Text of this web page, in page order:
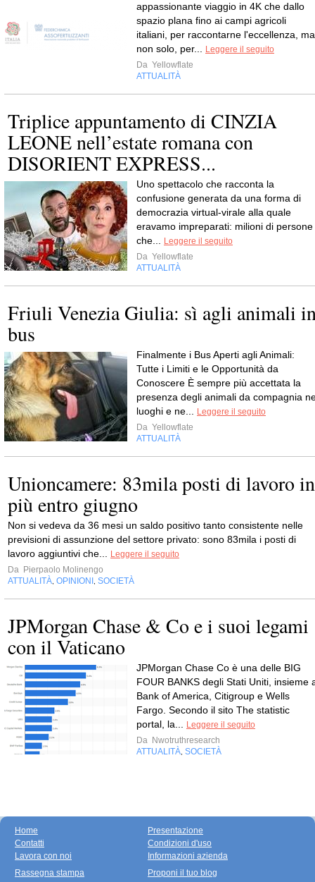
appassionante viaggio in 4K che dallo
spazio plana fino ai campi agricoli
italiani, per raccontarne l'eccellenza, ma
non solo, per...
Leggere il seguito
Da Yellowflate
ATTUALITÀ
Triplice appuntamento di CINZIA
LEONE nell’estate romana con
DISORIENT EXPRESS...
Uno spettacolo che racconta la
confusione generata da una forma di
democrazia virtual-virale alla quale
eravamo impreparati: milioni di persone
che...
Leggere il seguito
Da Yellowflate
ATTUALITÀ
Friuli Venezia Giulia: sì agli animali
bus
Finalmente i Bus Aperti agli Animali:
Tutte i Limiti e le Opportunità da
Conoscere È sempre più accettata la
presenza degli animali da compagnia
luoghi e ne...
Leggere il seguito
Da Yellowflate
ATTUALITÀ
Unioncamere: 83mila posti di lavoro in
più entro giugno
Non si vedeva da 36 mesi un saldo positivo tanto consistente nelle
previsioni di assunzione del settore privato: sono 83mila i posti di
lavoro aggiuntivi che...
Leggere il seguito
Da Pierpaolo Molinengo
ATTUALITÀ OPINIONI SOCIETÀ
JPMorgan Chase & Co e i suoi legami
con il Vaticano
JPMorgan Chase Co è una delle BIG
FOUR BANKS degli Stati Uniti, insieme
Bank of America, Citigroup e Wells
Fargo. Secondo il sito The statistic
portal, la...
Leggere il seguito
Da Nwotruthresearch
ATTUALITÀ SOCIETÀ
Home
Contatti
Lavora con noi
Presentazione
Condizioni d'uso
Informazioni azienda
Rassegna stampa
Proponi il tuo blog